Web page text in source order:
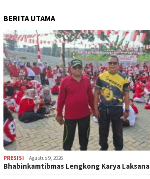
BERITA UTAMA
PRESISI Agustus 9, 2026
Bhabinkamtibmas Lengkong Karya